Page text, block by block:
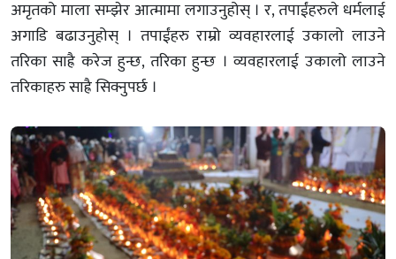
अमृतको माला सम्झेर आत्मामा लगाउनुहोस् । र, तपाईंहरुले धर्मलाई
अगाडि बढाउनुहोस् । तपाईंहरु राम्रो व्यवहारलाई उकालो लाउने
तरिका साह्रै करेज हुन्छ, तरिका हुन्छ । व्यवहारलाई उकालो लाउने
तरिकाहरु साह्रै सिक्नुपर्छ ।